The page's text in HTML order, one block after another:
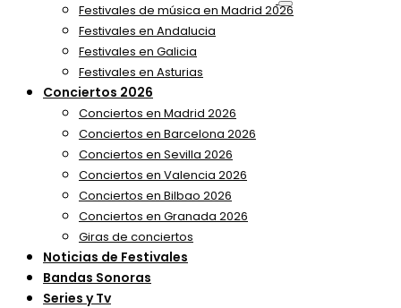
Festivales de música en Madrid 2026
Festivales en Andalucia
Festivales en Galicia
Festivales en Asturias
Conciertos 2026
Conciertos en Madrid 2026
Conciertos en Barcelona 2026
Conciertos en Sevilla 2026
Conciertos en Valencia 2026
Conciertos en Bilbao 2026
Conciertos en Granada 2026
Giras de conciertos
Noticias de Festivales
Bandas Sonoras
Series y Tv